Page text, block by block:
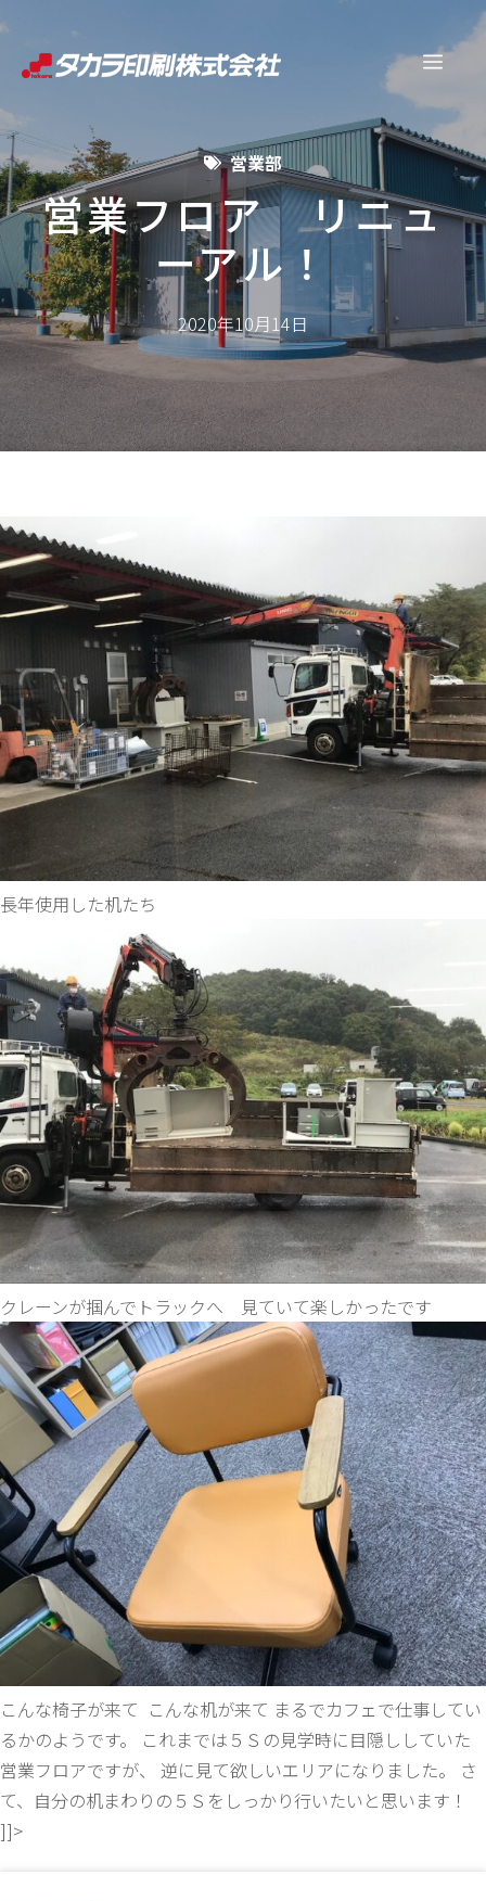
ン
ツ
へ
ス
キ
ッ
プ
メ
ニ
ュ
営業部
営業フロア リニュ
ーアル！
2020年10月14日
長年使用した机たち
クレーンが掴んでトラックへ 見ていて楽しかったです
こんな椅子が来て こんな机が来て まるでカフェで仕事してい
るかのようです。 これまでは５Ｓの見学時に目隠ししていた
営業フロアですが、 逆に見て欲しいエリアになりました。 さ
て、自分の机まわりの５Ｓをしっかり行いたいと思います！
]]>